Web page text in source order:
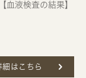
液検査の結果】
細はこちら